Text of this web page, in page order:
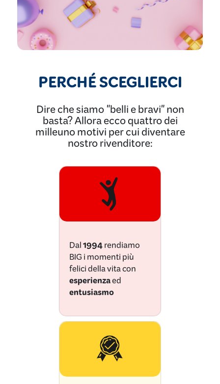
PERCHÉ SCEGLIERCI
Dire che siamo "belli e bravi" non
basta? Allora ecco quattro dei
milleuno motivi per cui diventare
nostro rivenditore:
Dal1994rendiamo
BIG i momenti più
felici della vita con
esperienzaed
entusiasmo